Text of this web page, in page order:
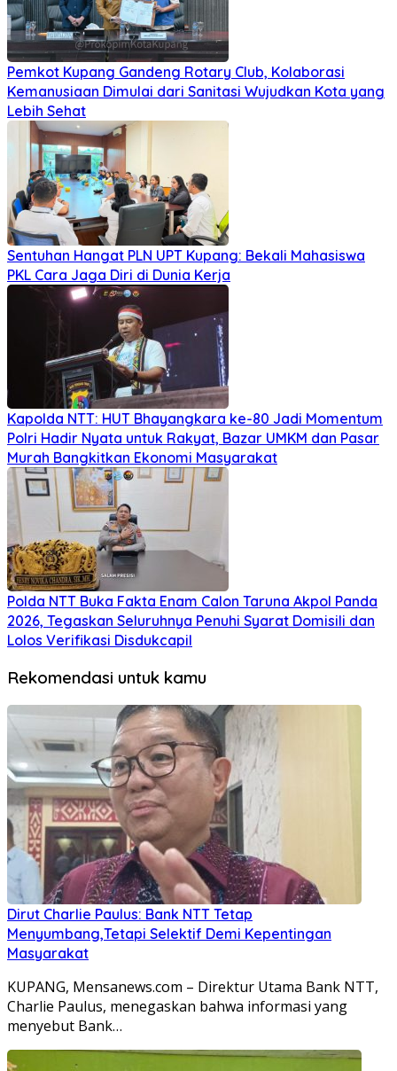
Pemkot Kupang Gandeng Rotary Club, Kolaborasi
Kemanusiaan Dimulai dari Sanitasi Wujudkan Kota yang
Lebih Sehat
Sentuhan Hangat PLN UPT Kupang: Bekali Mahasiswa
PKL Cara Jaga Diri di Dunia Kerja
Kapolda NTT: HUT Bhayangkara ke-80 Jadi Momentum
Polri Hadir Nyata untuk Rakyat, Bazar UMKM dan Pasar
Murah Bangkitkan Ekonomi Masyarakat
Polda NTT Buka Fakta Enam Calon Taruna Akpol Panda
2026, Tegaskan Seluruhnya Penuhi Syarat Domisili dan
Lolos Verifikasi Disdukcapil
Rekomendasi untuk kamu
Dirut Charlie Paulus: Bank NTT Tetap
Menyumbang,Tetapi Selektif Demi Kepentingan
Masyarakat
KUPANG, Mensanews.com – Direktur Utama Bank NTT,
Charlie Paulus, menegaskan bahwa informasi yang
menyebut Bank…